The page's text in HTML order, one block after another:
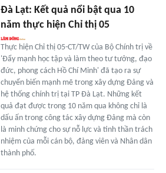
Ðà Lạt: Kết quả nổi bật qua 10
năm thực hiện Chỉ thị 05
Thực hiện Chỉ thị 05-CT/TW của Bộ Chính trị về
'Đẩy mạnh học tập và làm theo tư tưởng, đạo
đức, phong cách Hồ Chí Minh' đã tạo ra sự
chuyển biến mạnh mẽ trong xây dựng Đảng và
hệ thống chính trị tại TP Đà Lạt. Những kết
quả đạt được trong 10 năm qua không chỉ là
dấu ấn trong công tác xây dựng Đảng mà còn
là minh chứng cho sự nỗ lực và tinh thần trách
nhiệm của mỗi cán bộ, đảng viên và Nhân dân
thành phố.